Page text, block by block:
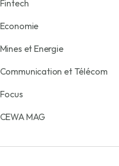
Fintech
Economie
Mines et Energie
Communication et Télécom
Focus
CEWA MAG